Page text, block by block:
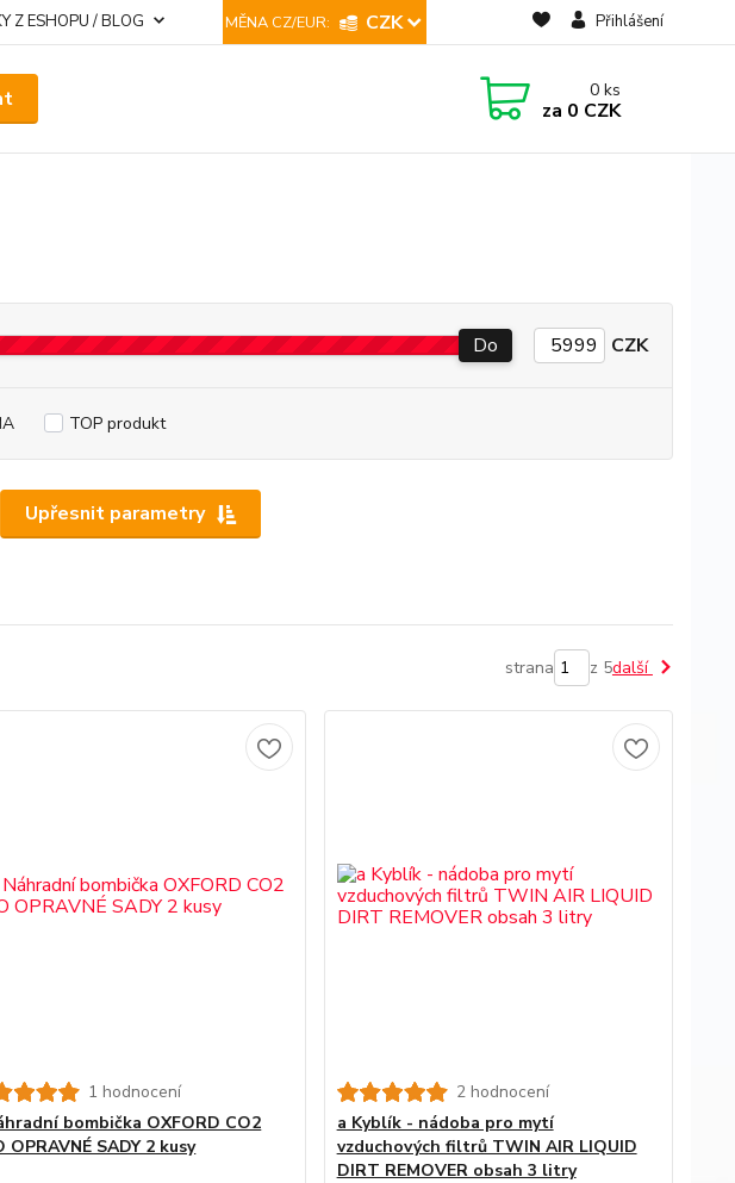
Z ESHOPU / BLOG CZK Přihlášení
0 ks
za 0 CZK
Upřesnit parametry
Do CZK
TOP produkt
strana z 5další
1 hodnocení
bombička OXFORD CO2
OPRAVNÉ SADY 2 kusy
2 hodnocení
a Kyblík - nádoba pro mytí
vzduchových filtrů TWIN AIR LIQUID
DIRT REMOVER obsah 3 litry